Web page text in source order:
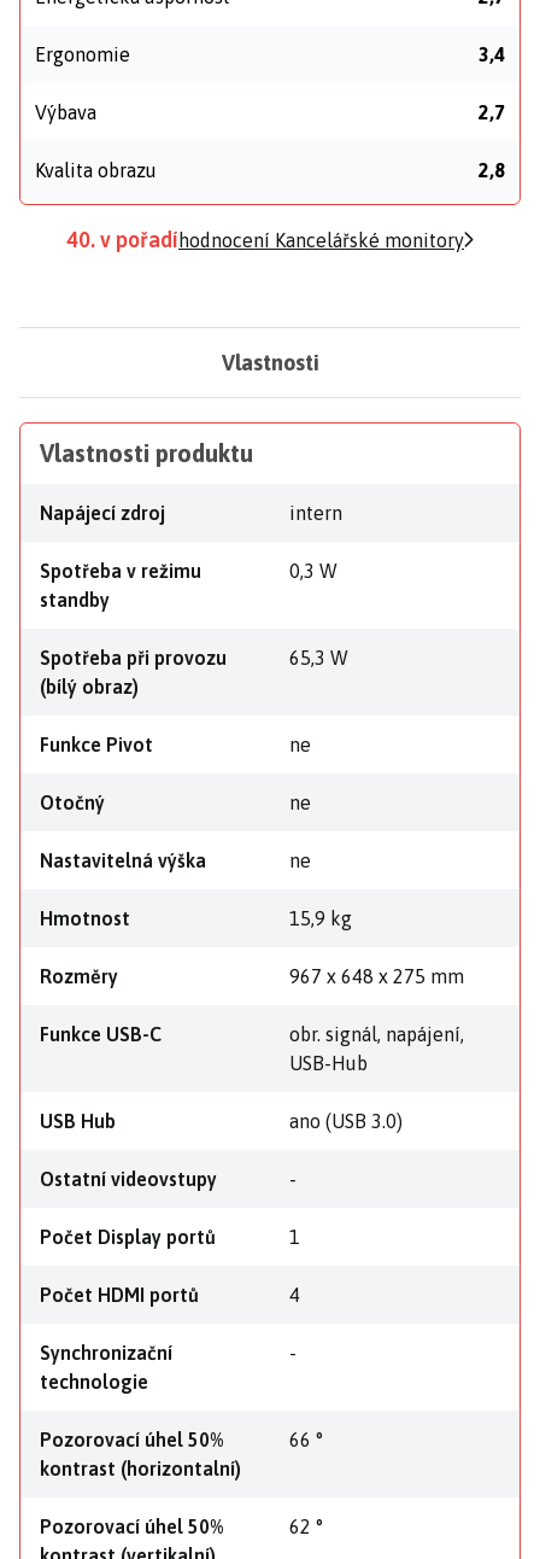
Ergonomie 3,4
Výbava 2,7
Kvalita obrazu 2,8
40. v pořadí hodnocení Kancelářské monitory
Vlastnosti
Vlastnosti produktu
Napájecí zdroj intern
Spotřeba v režimu
standby
0,3 W
Spotřeba při provozu
(bílý obraz)
65,3 W
Funkce Pivot ne
Otočný ne
Nastavitelná výška ne
Hmotnost 15,9 kg
Rozměry 967 x 648 x 275 mm
Funkce USB-C
obr. signál, napájení,
USB-Hub
USB Hub ano (USB 3.0)
Ostatní videovstupy -
Počet Display portů 1
Počet HDMI portů 4
Synchronizační
technologie
-
Pozorovací úhel 50%
kontrast (horizontalní)
66 °
Pozorovací úhel 50%
62 °